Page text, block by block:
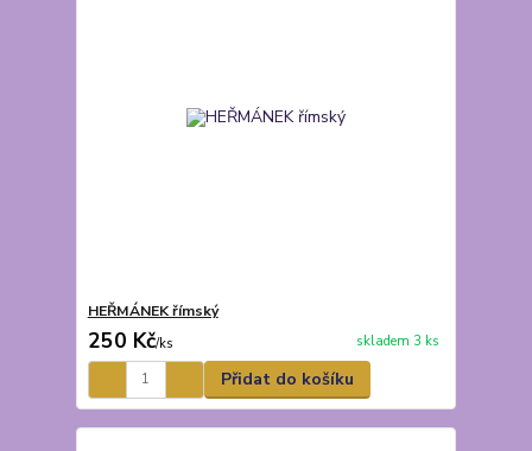
HEŘMÁNEK římský
250 Kč/ks skladem 3 ks
Přidat do košíku